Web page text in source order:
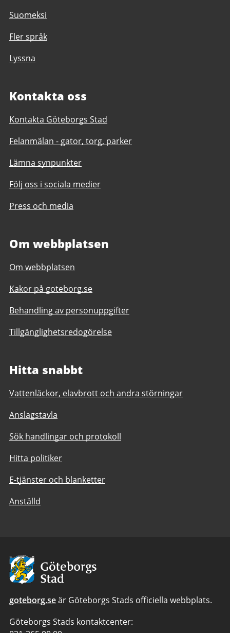
Suomeksi
Fler språk
Lyssna
Kontakta oss
Kontakta Göteborgs Stad
Felanmälan - gator, torg, parker
Lämna synpunkter
Följ oss i sociala medier
Press och media
Om webbplatsen
Om webbplatsen
Kakor på goteborg.se
Behandling av personuppgifter
Tillgänglighetsredogörelse
Hitta snabbt
Vattenläckor, elavbrott och andra störningar
Anslagstavla
Sök handlingar och protokoll
Hitta politiker
E-tjänster och blanketter
Anställd
Avsändare:
Göteborgs
Stad
goteborg.seär Göteborgs Stads officiella webbplats.
Göteborgs Stads kontaktcenter: